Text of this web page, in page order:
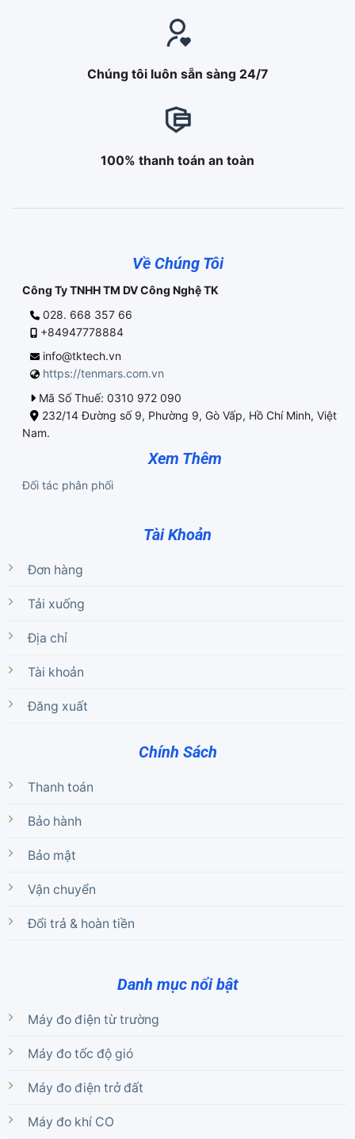
Chúng tôi luôn sẵn sàng 24/7
100% thanh toán an toàn
Về Chúng Tôi
Công Ty TNHH TM DV Công Nghệ TK
028. 668 357 66
+84947778884
info@tktech.vn
https://tenmars.com.vn
Mã Số Thuế: 0310 972 090
232/14 Đường số 9, Phường 9, Gò Vấp, Hồ Chí Minh, Việt
Nam.
Xem Thêm
Đối tác phân phối
Tài Khoản
Đơn hàng
Tải xuống
Địa chỉ
Tài khoản
Đăng xuất
Chính Sách
Thanh toán
Bảo hành
Bảo mật
Vận chuyển
Đổi trả & hoàn tiền
Danh mục nổi bật
Máy đo điện từ trường
Máy đo tốc độ gió
Máy đo điện trở đất
Máy đo khí CO